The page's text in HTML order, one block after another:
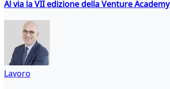
Al via la VII edizione della Venture Academy
Lavoro